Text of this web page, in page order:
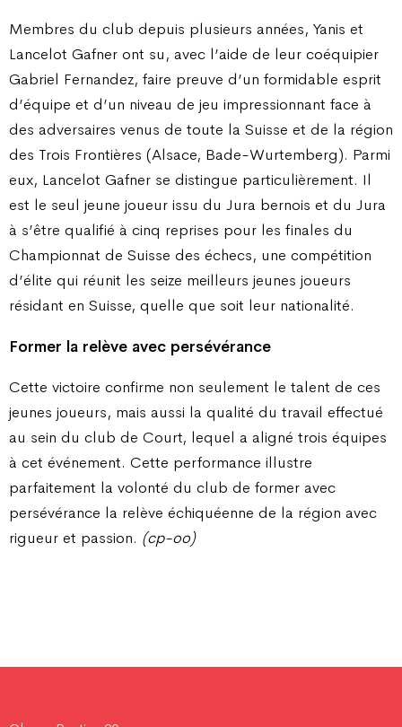
Membres du club depuis plusieurs années, Yanis et
Lancelot Gafner ont su, avec l’aide de leur coéquipier
Gabriel Fernandez, faire preuve d’un formidable esprit
d’équipe et d’un niveau de jeu impressionnant face à
des adversaires venus de toute la Suisse et de la région
des Trois Frontières (Alsace, Bade-Wurtemberg). Parmi
eux, Lancelot Gafner se distingue particulièrement. Il
est le seul jeune joueur issu du Jura bernois et du Jura
à s’être qualifié à cinq reprises pour les finales du
Championnat de Suisse des échecs, une compétition
d’élite qui réunit les seize meilleurs jeunes joueurs
résidant en Suisse, quelle que soit leur nationalité.
Former la relève avec persévérance
Cette victoire confirme non seulement le talent de ces
jeunes joueurs, mais aussi la qualité du travail effectué
au sein du club de Court, lequel a aligné trois équipes
à cet événement. Cette performance illustre
parfaitement la volonté du club de former avec
persévérance la relève échiquéenne de la région avec
rigueur et passion. (cp-oo)